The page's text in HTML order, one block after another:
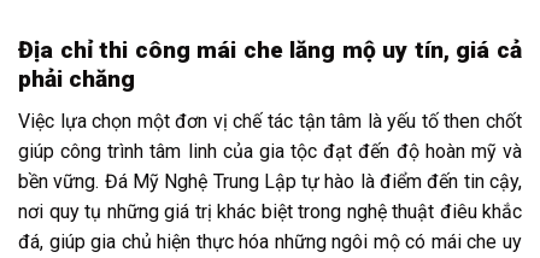
Địa chỉ thi công mái che lăng mộ uy tín, giá cả
phải chăng
Việc lựa chọn một đơn vị chế tác tận tâm là yếu tố then chốt
giúp công trình tâm linh của gia tộc đạt đến độ hoàn mỹ và
bền vững. Đá Mỹ Nghệ Trung Lập tự hào là điểm đến tin cậy,
nơi quy tụ những giá trị khác biệt trong nghệ thuật điêu khắc
đá, giúp gia chủ hiện thực hóa những ngôi mộ có mái che uy